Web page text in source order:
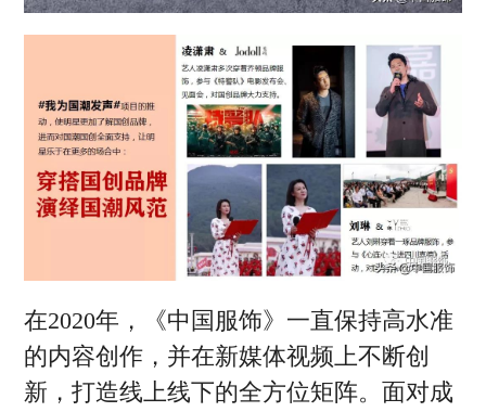
在2020年，《中国服饰》一直保持高水准
的内容创作，并在新媒体视频上不断创
新，打造线上线下的全方位矩阵。面对成